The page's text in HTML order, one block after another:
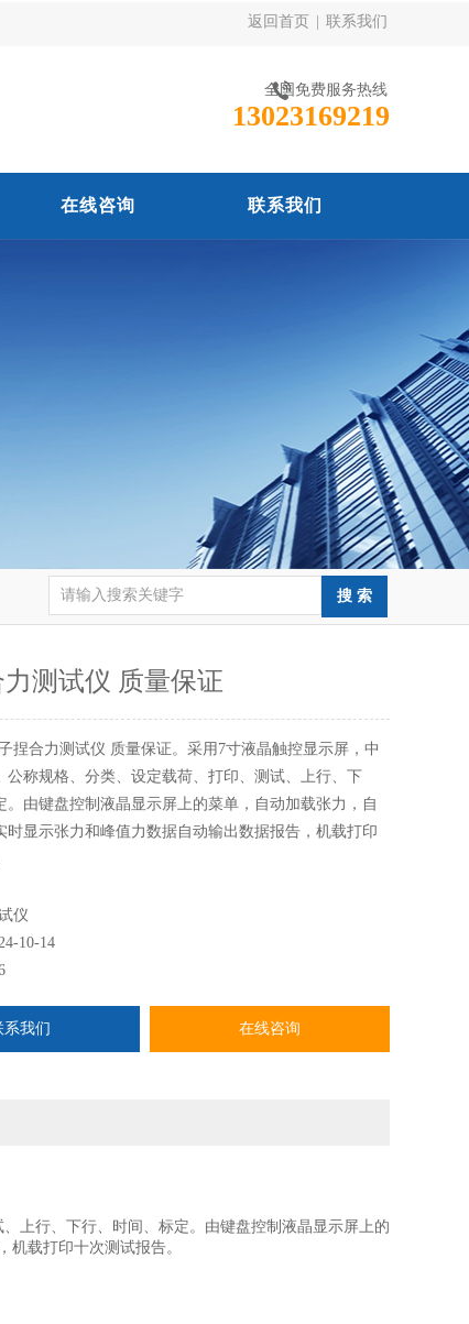
返回首页 联系我们
全国免费服务热线
13023169219
在线咨询 联系我们
测试仪 质量保证
捏合力测试仪 质量保证。采用7寸液晶触控显示屏，中
公称规格、分类、设定载荷、打印、测试、上行、下
。由键盘控制液晶显示屏上的菜单，自动加载张力，自
时显示张力和峰值力数据自动输出数据报告，机载打印
仪
10-14
系我们 在线咨询
上行、下行、时间、标定。由键盘控制液晶显示屏上的
载打印十次测试报告。